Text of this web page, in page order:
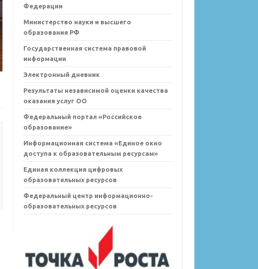
Федерации
Министерство науки и высшего
образования РФ
Государственная система правовой
информации
Электронный дневник
Результаты независимой оценки качества
оказания услуг ОО
Федеральный портал «Российское
образование»
Информационная система «Единое окно
доступа к образовательным ресурсам»
Единая коллекция цифровых
образовательных ресурсов
Федеральный центр информационно-
образовательных ресурсов